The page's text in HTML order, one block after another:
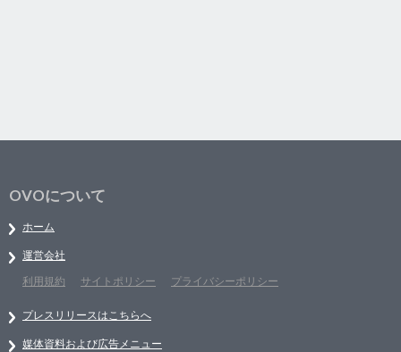
OVOについて
ホーム
運営会社
利用規約
サイトポリシー プライバシーポリシー
プレスリリースはこちらへ
媒体資料および広告メニュー